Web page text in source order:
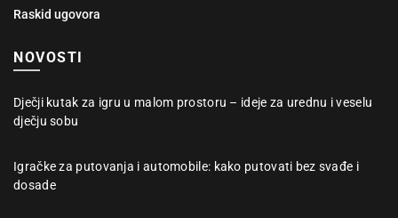
Raskid ugovora
NOVOSTI
Dječji kutak za igru u malom prostoru – ideje za urednu i veselu
dječju sobu
Igračke za putovanja i automobile: kako putovati bez svađe i
dosade